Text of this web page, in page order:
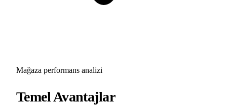
Mağaza performans analizi
Temel Avantajlar